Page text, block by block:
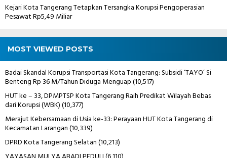
Kejari Kota Tangerang Tetapkan Tersangka Korupsi Pengoperasian
Pesawat Rp5,49 Miliar
MOST VIEWED POSTS
Badai Skandal Korupsi Transportasi Kota Tangerang: Subsidi ‘TAYO’ Si
Benteng Rp 36 M/Tahun Diduga Menguap(10,517)
HUT ke – 33, DPMPTSP Kota Tangerang Raih Predikat Wilayah Bebas
dari Korupsi (WBK)(10,377)
Merajut Kebersamaan di Usia ke-33: Perayaan HUT Kota Tangerang di
Kecamatan Larangan(10,339)
DPRD Kota Tangerang Selatan(10,213)